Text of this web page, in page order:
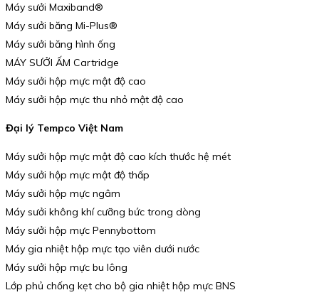
Máy sưởi Maxiband®
Máy sưởi băng Mi-Plus®
Máy sưởi băng hình ống
MÁY SƯỞI ẤM Cartridge
Máy sưởi hộp mực mật độ cao
Máy sưởi hộp mực thu nhỏ mật độ cao
Đại lý Tempco Việt Nam
Máy sưởi hộp mực mật độ cao kích thước hệ mét
Máy sưởi hộp mực mật độ thấp
Máy sưởi hộp mực ngâm
Máy sưởi không khí cưỡng bức trong dòng
Máy sưởi hộp mực Pennybottom
Máy gia nhiệt hộp mực tạo viên dưới nước
Máy sưởi hộp mực bu lông
Lớp phủ chống kẹt cho bộ gia nhiệt hộp mực BNS